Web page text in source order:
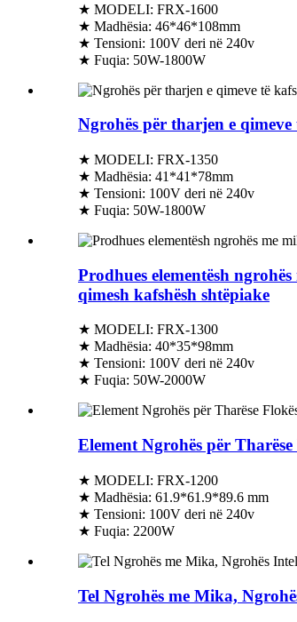
★ MODELI: FRX-1600
★ Madhësia: 46*46*108mm
★ Tensioni: 100V deri në 240v
★ Fuqia: 50W-1800W
Ngrohës për tharjen e
★ MODELI: FRX-1350
★ Madhësia: 41*41*78mm
★ Tensioni: 100V deri në 240v
★ Fuqia: 50W-1800W
Prodhues elementësh
qimesh kafshësh shtëpiake
★ MODELI: FRX-1300
★ Madhësia: 40*35*98mm
★ Tensioni: 100V deri në 240v
★ Fuqia: 50W-2000W
Element Ngrohës për
★ MODELI: FRX-1200
★ Madhësia: 61.9*61.9*89.6 mm
★ Tensioni: 100V deri në 240v
★ Fuqia: 2200W
Tel Ngrohës me Mika,